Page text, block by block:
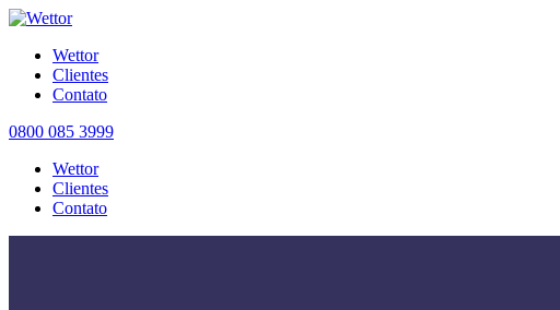
Wettor
Clientes
Contato
0800 085 3999
Wettor
Clientes
Contato